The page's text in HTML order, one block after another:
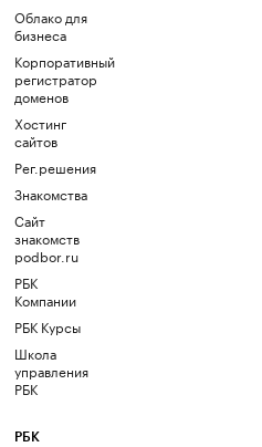
Облако для
бизнеса
Корпоративный
регистратор
доменов
Хостинг
сайтов
Рег.решения
Знакомства
Сайт
знакомств
podbor.ru
РБК
Компании
РБК Курсы
Школа
управления
РБК
РБК